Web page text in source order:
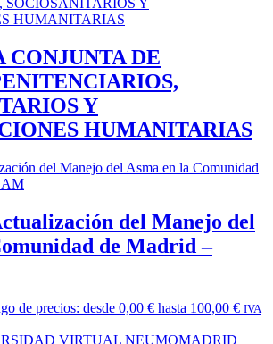
CONJUNTA DE
Y
HUMANITARIAS
del Manejo del
de Madrid –
de precios: desde 0,00 € hasta 100,00 € IVA